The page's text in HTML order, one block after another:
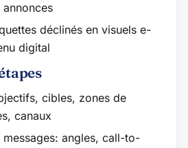
déclinés en visuels e-
digital
cibles, zones de
canaux
angles, call-to-